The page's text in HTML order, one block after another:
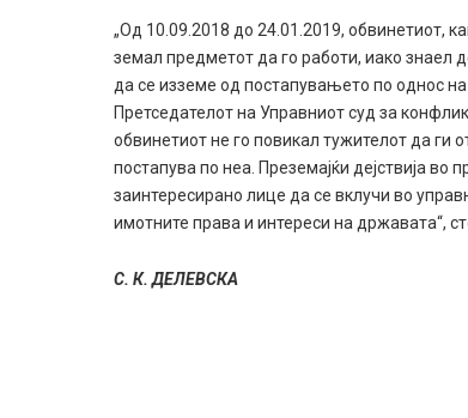
„Од 10.09.2018 до 24.01.2019, обвинетиот,
земал предметот да го работи, иако знаел
да се изземе од постапувањето по однос на
Претседателот на Управниот суд за
обвинетиот не го повикал тужителот да ги
постапува по неа. Преземајќи дејствија
заинтересирано лице да се вклучи во
имотните права и интереси на државата“,
С. К. ДЕЛЕВСКА